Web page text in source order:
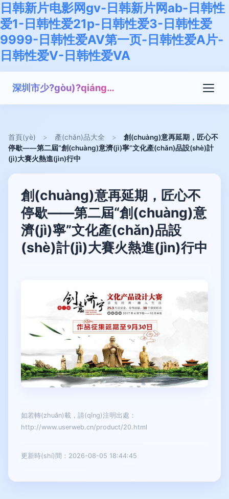
日韩新片电影网gv-日韩新片网ab-日韩性
爱1-日韩性爱21p-日韩性爱3-日韩性爱
9999-日韩性爱AV第一页-日韩性爱A片-
日韩性爱V-日韩性爱VA
深圳市少?gòu)?qiáng)教育科技有限公司
首頁(yè) > 產(chǎn)品大全 >
創(chuàng)意再延期，匠心不
停歇——第二屆“創(chuàng)意濟(jì)寧”文化產(chǎn)品設(shè)計
(jì)大賽火熱進(jìn)行中
創(chuàng)意再延期，匠心不
停歇——第二屆“創(chuàng)意
濟(jì)寧”文化產(chǎn)品設
(shè)計(jì)大賽火熱進(jìn)行中
如若轉(zhuǎn)載，請(qǐng)注明出處：
http://www.userweb.cn/product/20.html
更新時(shí)間：2026-08-05 18:44:45